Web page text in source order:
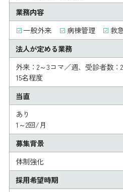
業務内容
一般外来
病棟管理 救
法人が定める業務
外来：2～3コマ／週、受診者数
15名程度
当直
あり
1～2回/月
募集背景
体制強化
採用希望時期